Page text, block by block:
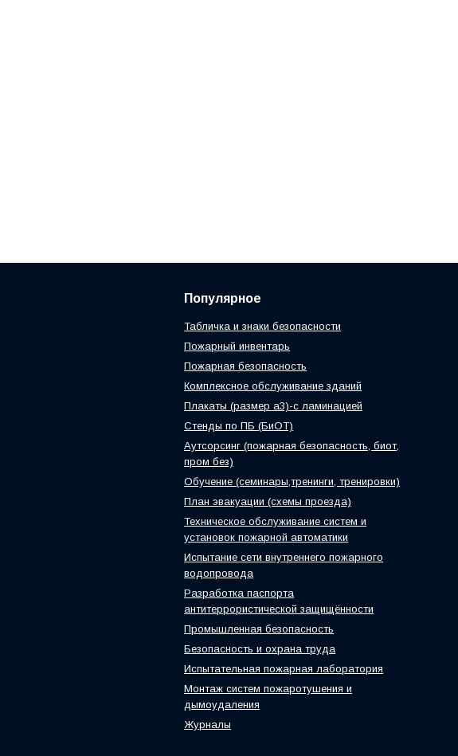
Популярное
Табличка и знаки безопасности
Пожарный инвентарь
Пожарная безопасность
Комплексное обслуживание зданий
Плакаты (размер а3)-с ламинацией
Стенды по ПБ (БиОТ)
Аутсорсинг (пожарная безопасность, биот,
пром без)
Обучение (семинары,тренинги, тренировки)
План эвакуации (схемы проезда)
Техническое обслуживание систем и
установок пожарной автоматики
Испытание сети внутреннего пожарного
водопровода
Разработка паспорта
антитеррористической защищённости
Промышленная безопасность
Безопасность и охрана труда
Испытательная пожарная лаборатория
Монтаж систем пожаротушения и
дымоудаления
Журналы